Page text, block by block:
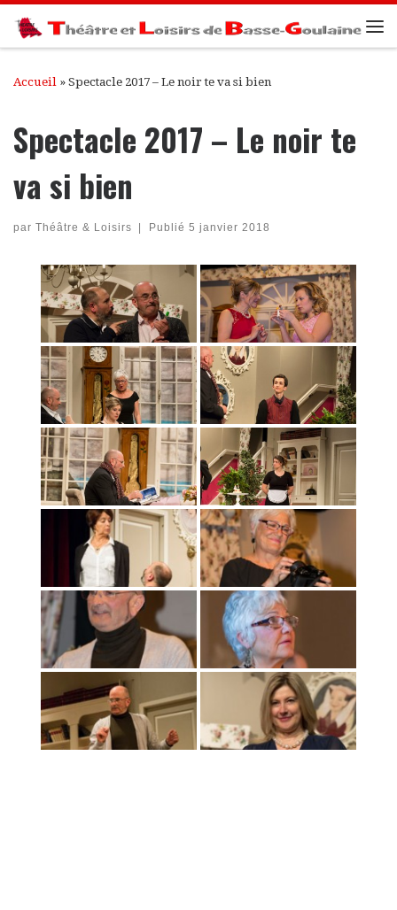
Passer au contenu
Accueil » Spectacle 2017 – Le noir te va si bien
Spectacle 2017 – Le noir te
va si bien
par Théâtre & Loisirs Publié 5 janvier 2018